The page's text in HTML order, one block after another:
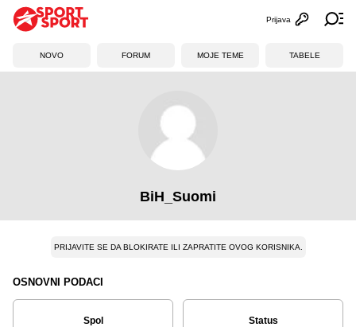
Otvori
Prijava
NOVO FORUM MOJE TEME TABELE
BiH_Suomi
PRIJAVITE SE DA BLOKIRATE ILI ZAPRATITE OVOG KORISNIKA.
OSNOVNI PODACI
Spol Status